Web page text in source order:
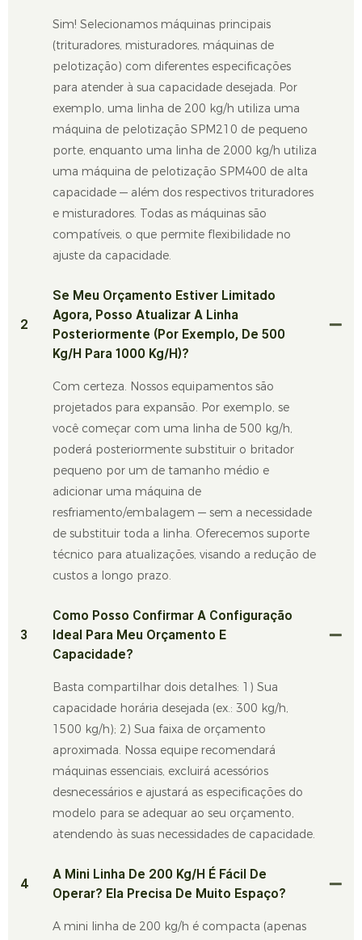
Sim! Selecionamos máquinas principais
(trituradores, misturadores, máquinas de
pelotização) com diferentes especificações
para atender à sua capacidade desejada. Por
exemplo, uma linha de 200 kg/h utiliza uma
máquina de pelotização SPM210 de pequeno
porte, enquanto uma linha de 2000 kg/h utiliza
uma máquina de pelotização SPM400 de alta
capacidade — além dos respectivos trituradores
e misturadores. Todas as máquinas são
compatíveis, o que permite flexibilidade no
ajuste da capacidade.
2
Se Meu Orçamento Estiver Limitado
Agora, Posso Atualizar A Linha
Posteriormente (por Exemplo, De 500
Kg/h Para 1000 Kg/h)?
Com certeza. Nossos equipamentos são
projetados para expansão. Por exemplo, se
você começar com uma linha de 500 kg/h,
poderá posteriormente substituir o britador
pequeno por um de tamanho médio e
adicionar uma máquina de
resfriamento/embalagem — sem a necessidade
de substituir toda a linha. Oferecemos suporte
técnico para atualizações, visando a redução de
custos a longo prazo.
3
Como Posso Confirmar A Configuração
Ideal Para Meu Orçamento E
Capacidade?
Basta compartilhar dois detalhes: 1) Sua
capacidade horária desejada (ex.: 300 kg/h,
1500 kg/h); 2) Sua faixa de orçamento
aproximada. Nossa equipe recomendará
máquinas essenciais, excluirá acessórios
desnecessários e ajustará as especificações do
modelo para se adequar ao seu orçamento,
atendendo às suas necessidades de capacidade.
4
A Mini Linha De 200 Kg/h É Fácil De
Operar? Ela Precisa De Muito Espaço?
A mini linha de 200 kg/h é compacta (apenas